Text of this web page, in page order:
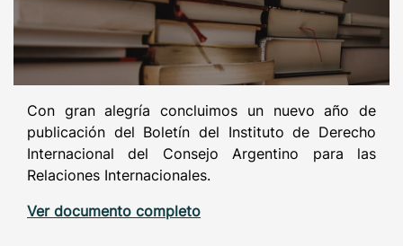
Con gran alegría concluimos un nuevo año de
publicación del Boletín del Instituto de Derecho
Internacional del Consejo Argentino para las
Relaciones Internacionales.
Ver documento completo